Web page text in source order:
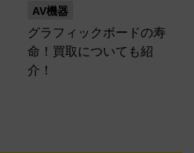
AV機器
グラフィックボードの寿
命！買取についても紹
介！